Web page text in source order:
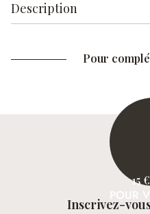
Description
Pour
15 €
POUR
Inscrivez-